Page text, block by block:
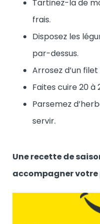
Tartinez-la de
frais.
Disposez les
par-dessus.
Arrosez d’un filet
Faites cuire 20 à
Parsemez
servir.
Une recette de
accompagner votre